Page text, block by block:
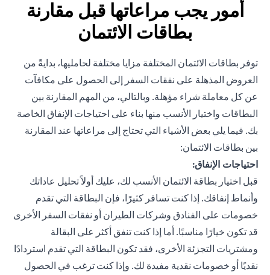
أمور يجب مراعاتها قبل مقارنة
بطاقات الائتمان
توفر بطاقات الائتمان المختلفة مزايا مختلفة لحامليها، بدايةً من
العروض المذهلة على نفقات السفر إلى الحصول على مكافآت
عن كل معاملة شراء مؤهلة. وبالتالي، من المهم المقارنة بين
البطاقات واختيار الأنسب منها بناء على احتياجات الإنفاق الخاصة
بك. فيما يلي بعض الأشياء التي تحتاج إلى مراعاتها عند المقارنة
بين بطاقات الائتمان:
احتياجات الإنفاق:
قبل اختيار بطاقة الائتمان الأنسب لك، عليك أولاً تحليل عاداتك
وأنماط إنفاقك. إذا كنت تسافر كثيرًا، فإن البطاقة التي تقدم
خصومات على الفنادق وشركات الطيران أو نفقات السفر الأخرى
قد تكون خيارًا مناسبًا. أما إذا كنت تنفق أكثر على البقالة
ومشتريات التجزئة الأخرى، فقد تكون البطاقة التي تقدم استردادًا
نقديًا أو خصومات نقدية مفيدة لك. وإذا كنت ترغب في الحصول